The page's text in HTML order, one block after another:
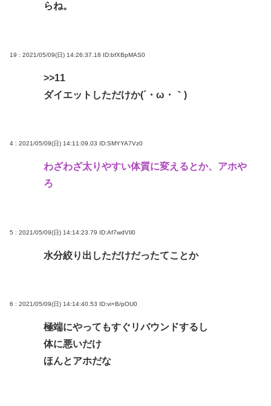
らね。
19 : 2021/05/09(日) 14:26:37.18 ID:bfXBpMAS0
>>11
ダイエットしただけか(´・ω・｀)
4 : 2021/05/09(日) 14:11:09.03 ID:SMYYA7Vz0
わざわざ太りやすい体質に変えるとか、アホや
ろ
5 : 2021/05/09(日) 14:14:23.79 ID:Af7wdVIl0
水分絞り出しただけだったてことか
6 : 2021/05/09(日) 14:14:40.53 ID:vi+B/pOU0
極端にやってもすぐリバウンドするし
体に悪いだけ
ほんとアホだな